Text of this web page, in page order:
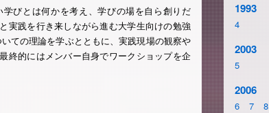
びとは何かを考え、学びの場を自ら創りだ
実践を行き来しながら進む大学生向けの勉強
ての理論を学ぶとともに、実践現場の観察や
終的にはメンバー自身でワークショップを企
1993
4
2003
5
2006
6 7 8